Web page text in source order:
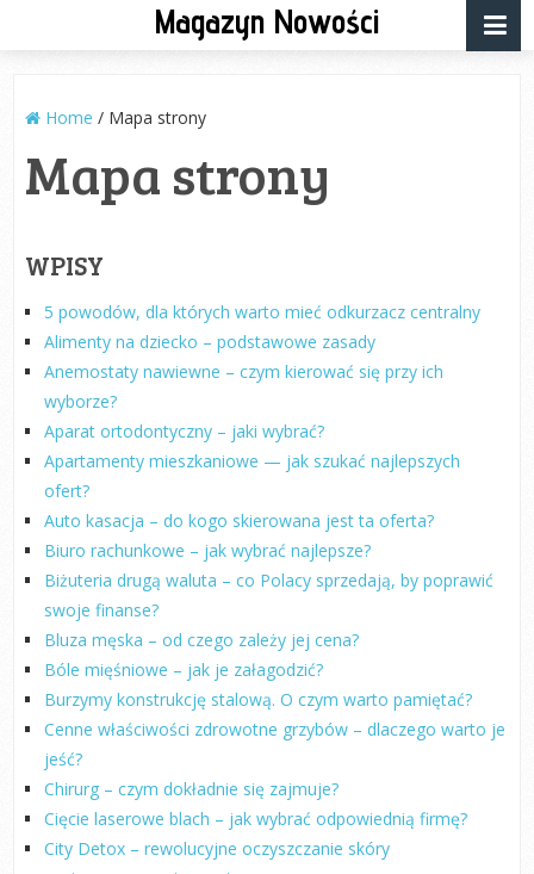
Magazyn Nowości
Home / Mapa strony
Mapa strony
WPISY
5 powodów, dla których warto mieć odkurzacz centralny
Alimenty na dziecko – podstawowe zasady
Anemostaty nawiewne – czym kierować się przy ich
wyborze?
Aparat ortodontyczny – jaki wybrać?
Apartamenty mieszkaniowe — jak szukać najlepszych
ofert?
Auto kasacja – do kogo skierowana jest ta oferta?
Biuro rachunkowe – jak wybrać najlepsze?
Biżuteria drugą waluta – co Polacy sprzedają, by poprawić
swoje finanse?
Bluza męska – od czego zależy jej cena?
Bóle mięśniowe – jak je załagodzić?
Burzymy konstrukcję stalową. O czym warto pamiętać?
Cenne właściwości zdrowotne grzybów – dlaczego warto je
jeść?
Chirurg – czym dokładnie się zajmuje?
Cięcie laserowe blach – jak wybrać odpowiednią firmę?
City Detox – rewolucyjne oczyszczanie skóry